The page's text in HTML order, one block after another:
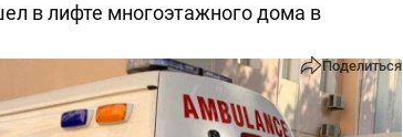
в лифте многоэтажного дома в
Поделиться